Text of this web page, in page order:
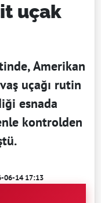
uçak
Amerikan
uçağı rutin
esnada
kontrolden
06-14 17:13